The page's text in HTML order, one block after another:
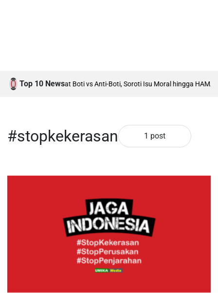
Top 10 News
Tuan Rumah Debat Boti vs Anti-Boti, Soroti Isu Moral hingga HAM
#stopkekerasan 1 post